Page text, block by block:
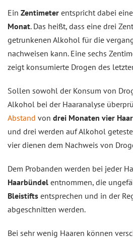
Ein Zentimeter entspricht dabei
Monat. Das heißt, dass eine drei
getrunkenen Alkohol für die
nachweisen kann. Eine sechs
zeigt konsumierte Drogen des
Sollen sowohl der Konsum von
Alkohol bei der Haaranalyse
Abstand von drei Monaten vier
und drei werden auf Alkohol
vier dienen dem Nachweis von
Dem Probanden werden bei jeder
Haarbündel entnommen, die
Bleistifts entsprechen und in der
abgeschnitten werden.
Bei sehr wenig Haaren können